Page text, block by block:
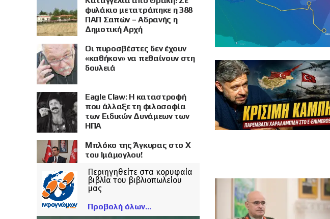
φυλάκιο μετατράπηκε η 388
ΠΑΠ Σαπών – Αδρανής η
Δημοτική Αρχή
Οι πυροσβέστες δεν έχουν
«καθήκον» να πεθαίνουν στη
δουλειά
Eagle Claw: Η καταστροφή
που άλλαξε τη φιλοσοφία
των Ειδικών Δυνάμεων των
ΗΠΑ
Μπλόκο της Άγκυρας στο X
του Ιμάμογλου!
Περιηγηθείτε στα κορυφαία
βιβλία του βιβλιοπωλείου
μας
Προβολή όλων